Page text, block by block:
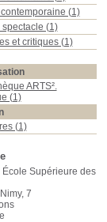
(1)
spectacle (1)
et critiques (1)
ARTS².
(1)
(1)
École Supérieure des
7